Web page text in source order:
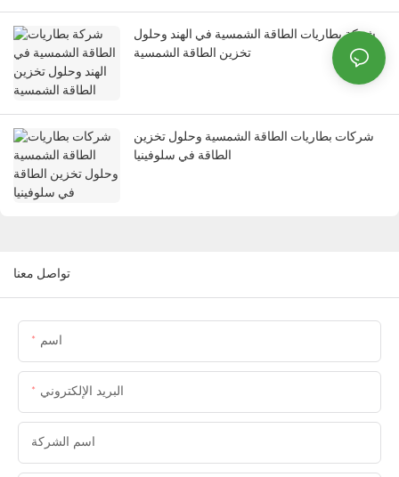
شركة بطاريات الطاقة الشمسية في الهند وحلول
تخزين الطاقة الشمسية
شركات بطاريات الطاقة الشمسية وحلول تخزين
الطاقة في سلوفينيا
تواصل معنا
اسم
البريد الإلكتروني
اسم الشركة